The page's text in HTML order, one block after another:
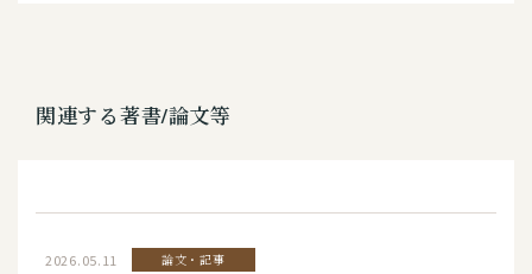
関連する著書/論文等
2026.05.11 論文・記事